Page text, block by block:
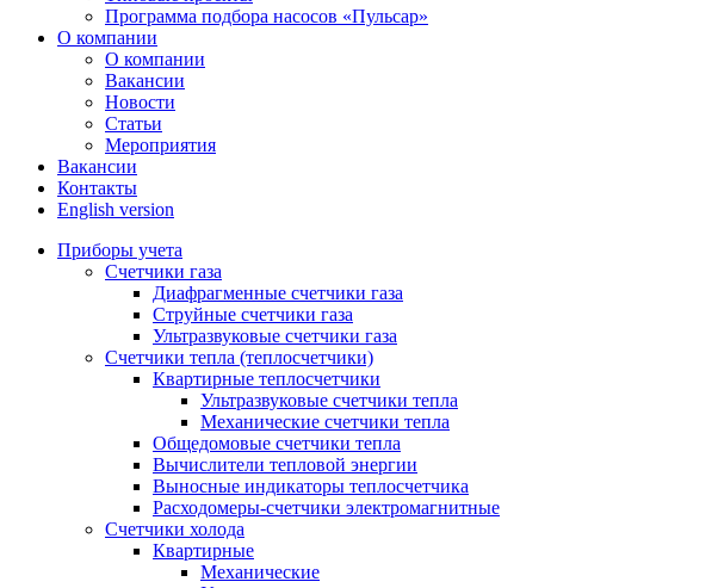
Программа подбора насосов «Пульсар»
О компании
О компании
Вакансии
Новости
Статьи
Мероприятия
Вакансии
Контакты
English version
Приборы учета
Счетчики газа
Диафрагменные счетчики газа
Струйные счетчики газа
Ультразвуковые счетчики газа
Счетчики тепла (теплосчетчики)
Квартирные теплосчетчики
Ультразвуковые счетчики тепла
Механические счетчики тепла
Общедомовые счетчики тепла
Вычислители тепловой энергии
Выносные индикаторы теплосчетчика
Расходомеры-счетчики электромагнитные
Счетчики холода
Квартирные
Механические